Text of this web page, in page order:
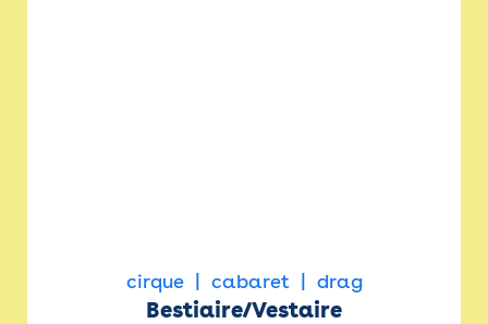
cirque cabaret drag
Bestiaire/Vestaire